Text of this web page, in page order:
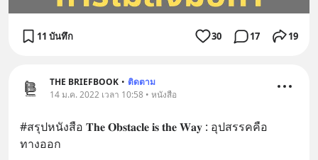
11 บันทึก 30 17 19
THE BRIEFBOOK • ติดตาม
14 ม.ค. 2022 เวลา 10:58 • หนังสือ
#สรุปหนังสือ 𝐓𝐡𝐞 𝐎𝐛𝐬𝐭𝐚𝐜𝐥𝐞 𝐢𝐬 𝐭𝐡𝐞 𝐖𝐚𝐲 : อุปสรรคคือ
ทางออก